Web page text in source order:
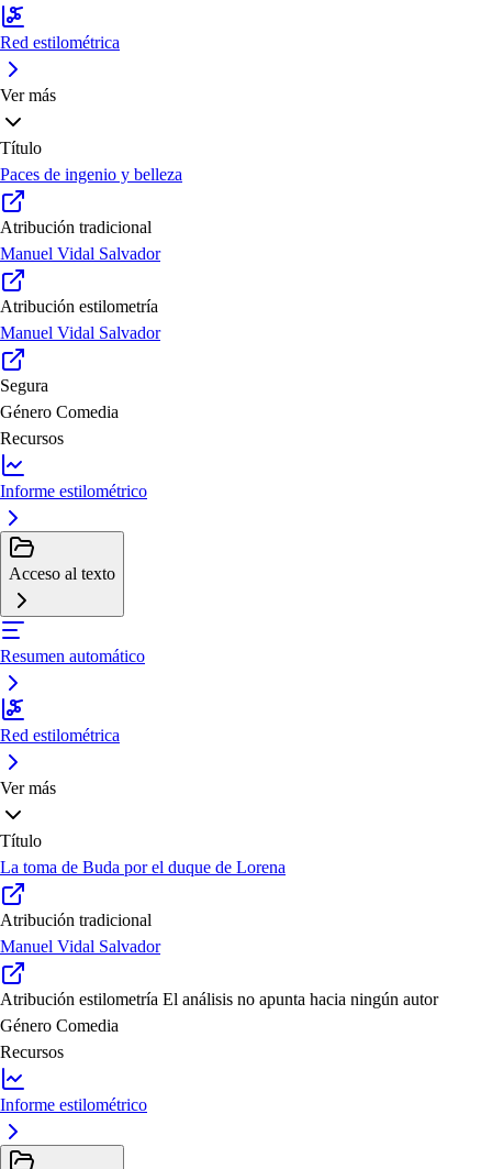
Red estilométrica
Ver más
Título
Paces de ingenio y belleza
Atribución tradicional
Manuel Vidal Salvador
Atribución estilometría
Manuel Vidal Salvador
Segura
Género Comedia
Recursos
Informe estilométrico
Acceso al texto
Resumen automático
Red estilométrica
Ver más
Título
La toma de Buda por el duque de Lorena
Atribución tradicional
Manuel Vidal Salvador
Atribución estilometría El análisis no apunta hacia ningún autor
Género Comedia
Recursos
Informe estilométrico